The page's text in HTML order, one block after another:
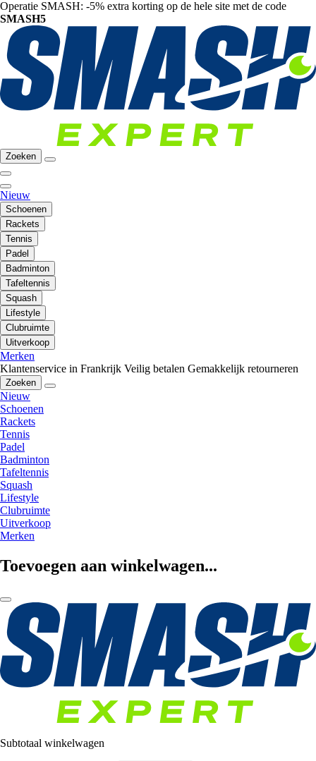
Operatie SMASH: -5% extra korting op de hele site met de code
SMASH5
Zoeken
Nieuw
Schoenen
Rackets
Tennis
Padel
Badminton
Tafeltennis
Squash
Lifestyle
Clubruimte
Uitverkoop
Merken
Klantenservice in Frankrijk Veilig betalen Gemakkelijk retourneren
Zoeken
Nieuw
Schoenen
Rackets
Tennis
Padel
Badminton
Tafeltennis
Squash
Lifestyle
Clubruimte
Uitverkoop
Merken
Toevoegen aan winkelwagen...
Subtotaal winkelwagen